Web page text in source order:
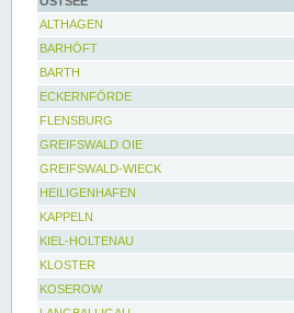
ALTHAGEN
BARHÖFT
BARTH
ECKERNFÖRDE
FLENSBURG
GREIFSWALD OIE
GREIFSWALD-WIECK
HEILIGENHAFEN
KAPPELN
KIEL-HOLTENAU
KLOSTER
KOSEROW